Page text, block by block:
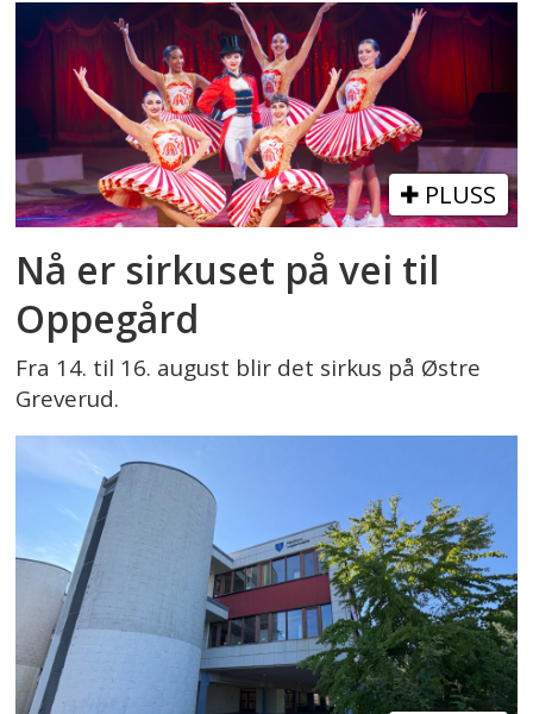
PLUSS
Nå er sirkuset på vei til
Oppegård
Fra 14. til 16. august blir det sirkus på Østre
Greverud.